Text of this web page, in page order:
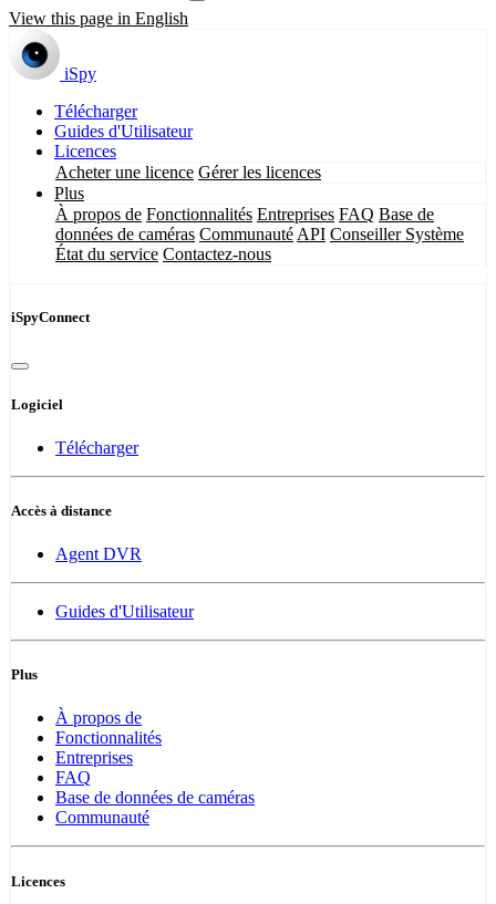
View this page in English
iSpy
Télécharger
Guides d'Utilisateur
Licences
Acheter une licence Gérer les licences
Plus
À propos de Fonctionnalités Entreprises FAQ Base de
données de caméras Communauté API Conseiller Système
État du service Contactez-nous
iSpyConnect
Logiciel
Télécharger
Accès à distance
Agent DVR
Guides d'Utilisateur
Plus
À propos de
Fonctionnalités
Entreprises
FAQ
Base de données de caméras
Communauté
Licences